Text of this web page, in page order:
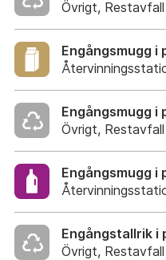
Övrigt,
Engångsmugg i
Engångsmugg i
Övrigt,
Engångsmugg i
Engångstallrik i
Övrigt,